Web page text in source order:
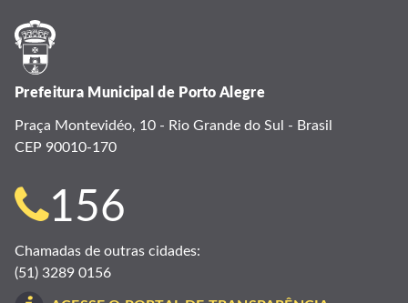
Prefeitura Municipal de Porto Alegre
Praça Montevidéo, 10 - Rio Grande do Sul - Brasil
CEP 90010-170
Telefone
para
contato:
156
Chamadas de outras cidades:
(51) 3289 0156